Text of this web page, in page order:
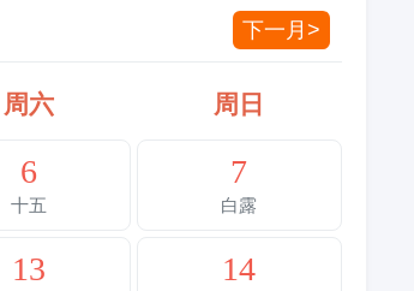
下一月>
周六 周日
6
十五
7
白露
13 14